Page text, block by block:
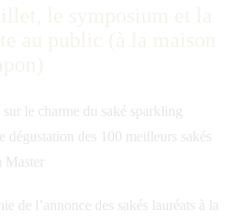
le charme du saké sparkling
dégustation des 100 meilleurs sakés
de l’annonce des sakés lauréats à la